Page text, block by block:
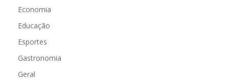
Economia
Educação
Esportes
Gastronomia
Geral